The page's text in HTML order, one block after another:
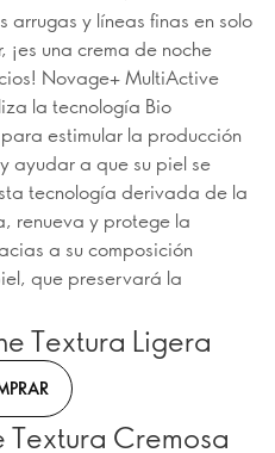
y líneas finas en solo
una crema de noche
Novage+ MultiActive
la tecnología Bio
estimular la producción
ayudar a que su piel se
tecnología derivada de la
renueva y protege la
a su composición
que preservará la
Textura Ligera
Cremosa